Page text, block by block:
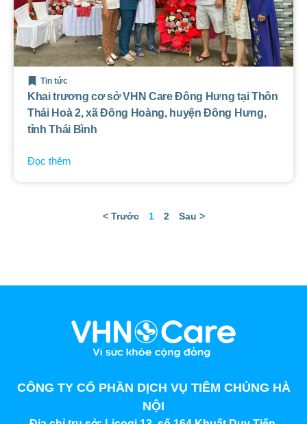
Tin tức
Khai trương cơ sở VHN Care Đông Hưng tại Thôn
Thái Hoà 2, xã Đông Hoàng, huyện Đông Hưng,
tỉnh Thái Bình
Đọc thêm
< Trước 1 2 Sau >
CÔNG TY CỔ PHẦN DỊCH VỤ TIÊM CHỦNG HÀ
NỘI